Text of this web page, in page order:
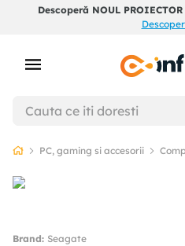
Descoperă NOUL PROIECTOR
PC, gaming si accesorii
Seagate